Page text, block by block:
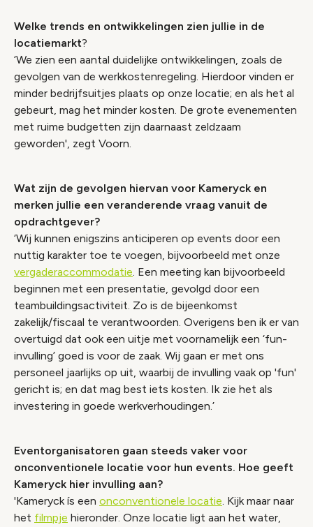
Welke trends en ontwikkelingen zien jullie in de
locatiemarkt?
‘We zien een aantal duidelijke ontwikkelingen, zoals de
gevolgen van de werkkostenregeling. Hierdoor vinden er
minder bedrijfsuitjes plaats op onze locatie; en als het al
gebeurt, mag het minder kosten. De grote evenementen
met ruime budgetten zijn daarnaast zeldzaam
geworden', zegt Voorn.
Wat zijn de gevolgen hiervan voor Kameryck en
merken jullie een veranderende vraag vanuit de
opdrachtgever?
‘Wij kunnen enigszins anticiperen op events door een
nuttig karakter toe te voegen, bijvoorbeeld met onze
vergaderaccommodatie. Een meeting kan bijvoorbeeld
beginnen met een presentatie, gevolgd door een
teambuildingsactiviteit. Zo is de bijeenkomst
zakelijk/fiscaal te verantwoorden. Overigens ben ik er van
overtuigd dat ook een uitje met voornamelijk een ‘fun-
invulling’ goed is voor de zaak. Wij gaan er met ons
personeel jaarlijks op uit, waarbij de invulling vaak op 'fun'
gericht is; en dat mag best iets kosten. Ik zie het als
investering in goede werkverhoudingen.’
Eventorganisatoren gaan steeds vaker voor
onconventionele locatie voor hun events. Hoe geeft
Kameryck hier invulling aan?
'Kameryck ís een onconventionele locatie. Kijk maar naar
het filmpje hieronder. Onze locatie ligt aan het water,